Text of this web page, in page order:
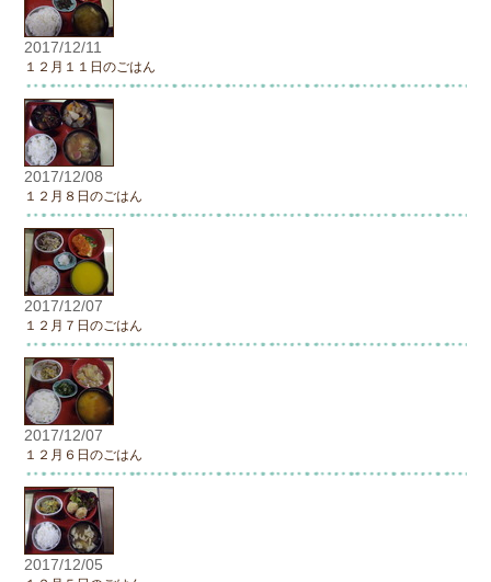
2017/12/11
１２月１１日のごはん
2017/12/08
１２月８日のごはん
2017/12/07
１２月７日のごはん
2017/12/07
１２月６日のごはん
2017/12/05